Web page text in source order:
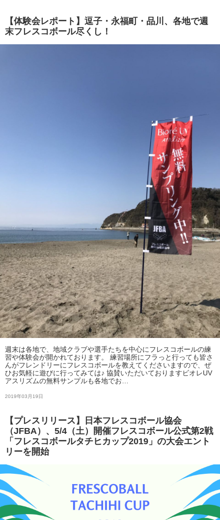
【体験会レポート】逗子・永福町・品川、各地で週
末フレスコボール尽くし！
週末は各地で、地域クラブや選手たちを中心にフレスコボールの練
習や体験会が開かれております。 練習場所にフラっと行っても皆さ
んがフレンドリーにフレスコボールを教えてくださいますので、ぜ
ひお気軽に遊びに行ってみては♪ 協賛いただいておりますビオレUV
アスリズムの無料サンプルも各地でお…
2019年03月19日
【プレスリリース】日本フレスコボール協会
（JFBA）、5/4（土）開催フレスコボール公式第2戦
「フレスコボールタチヒカップ2019」の大会エント
リーを開始